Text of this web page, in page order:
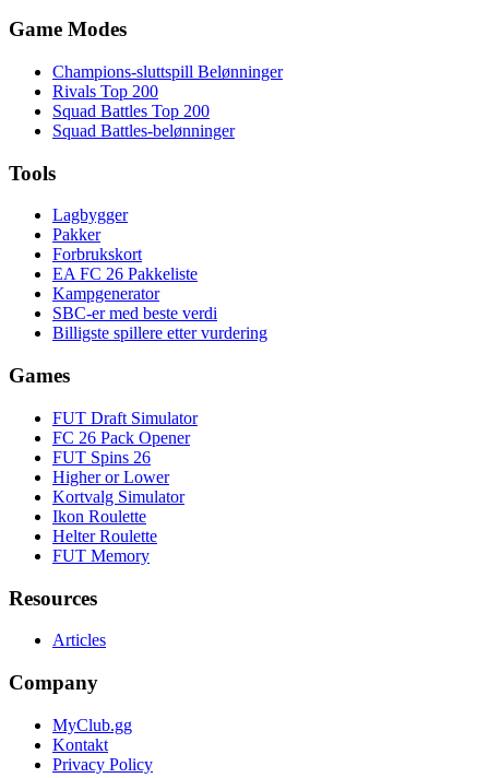
Game Modes
Champions-sluttspill Belønninger
Rivals Top 200
Squad Battles Top 200
Squad Battles-belønninger
Tools
Lagbygger
Pakker
Forbrukskort
EA FC 26 Pakkeliste
Kampgenerator
SBC-er med beste verdi
Billigste spillere etter vurdering
Games
FUT Draft Simulator
FC 26 Pack Opener
FUT Spins 26
Higher or Lower
Kortvalg Simulator
Ikon Roulette
Helter Roulette
FUT Memory
Resources
Articles
Company
MyClub.gg
Kontakt
Privacy Policy